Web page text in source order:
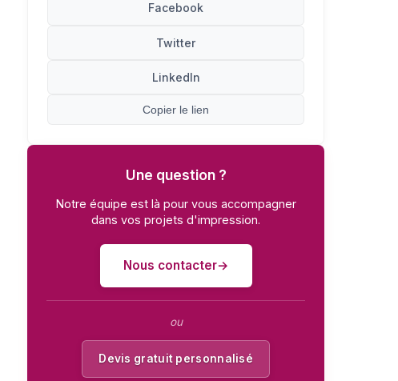
Facebook
Twitter
LinkedIn
Copier le lien
Une question ?
Notre équipe est là pour vous accompagner
dans vos projets d'impression.
Nous contacter
ou
Devis gratuit personnalisé